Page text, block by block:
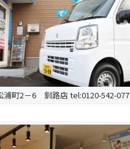
浦町2－6 釧路店 tel:0120-542-077